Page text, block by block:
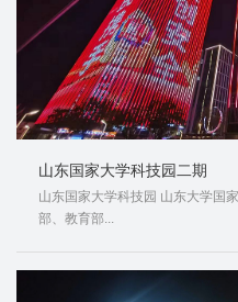
山东国家大学科技园二期
山东国家大学科技园 山东大学国
部、教育部...